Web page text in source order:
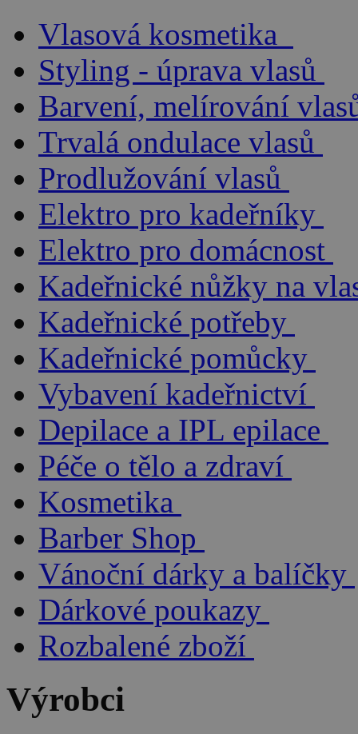
Vlasová kosmetika
Styling - úprava vlasů
Barvení, melírování
Trvalá ondulace vlasů
Prodlužování vlasů
Elektro pro kadeřníky
Elektro pro domácnost
Kadeřnické nůžky na
Kadeřnické potřeby
Kadeřnické pomůcky
Vybavení kadeřnictví
Depilace a IPL epilace
Péče o tělo a zdraví
Kosmetika
Barber Shop
Vánoční dárky a balíčky
Dárkové poukazy
Rozbalené zboží
Výrobci